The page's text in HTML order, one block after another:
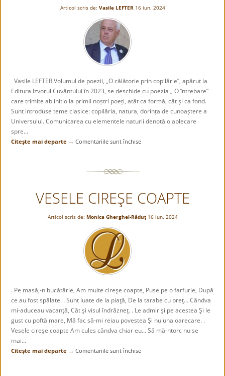
locul
Articol scris de: Vasile LEFTER 16 iun. 2024
Vasile LEFTER Volumul de poezii, „O călătorie prin copilărie”, apărut la
Editura Izvorul Cuvântului în 2023, se deschide cu poezia „ O întrebare”
care trimite ab initio la primii noștri poeți, atât ca formă, cât și ca fond.
Sunt introduse teme clasice: copilăria, natura, dorința de cunoaștere a
Universului. Comunicarea cu elementele naturii denotă o aplecare
spre...
Citeşte mai departe → Comentariile sunt închise
de
Marinela
VESELE CIREŞE COAPTE
Articol scris de: Monica Gherghel-Răduţ 16 iun. 2024
. Pe masă,-n bucătărie, Am multe cireşe coapte, Puse pe o farfurie, După
ce au fost spălate. . Sunt luate de la piaţă, De la tarabe cu preţ… Cândva
mi-aduceau vacanţă, Cât şi visul îndrăzneţ. . Le admir şi pe acestea Şi le
gust cu poftă mare, Mă fac să-mi reiau povestea Şi nu una oarecare. .
Vesele cireşe coapte Am cules cândva chiar eu… Să mă-ntorc nu se
mai...
Citeşte mai departe → Comentariile sunt închise